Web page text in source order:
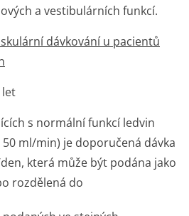
a vestibulárních funkcí.
dávkování u pacientů
let
s normální funkcí ledvin
ml/min) je doporučená dávka
která může být podána jako
rozdělená do